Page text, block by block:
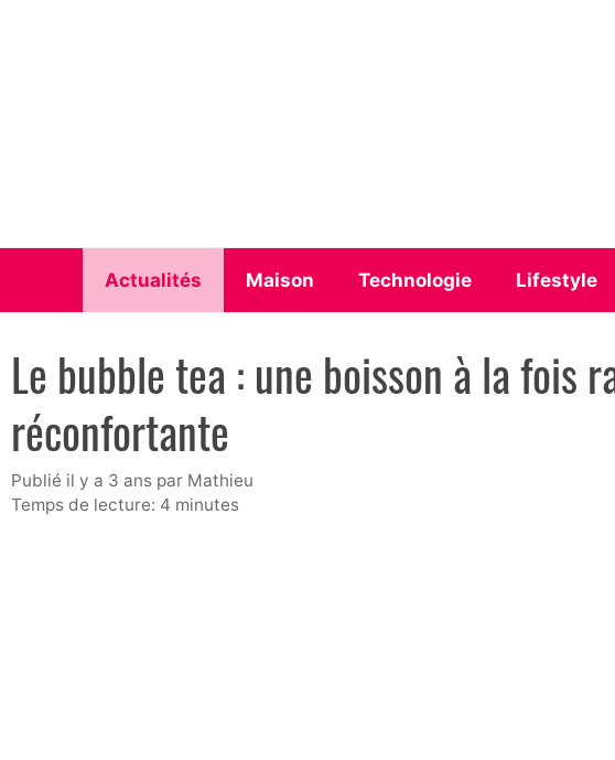
Actualités Maison Technologie Lifestyle
Le bubble tea : une boisson à la fois
réconfortante
publié il y a 3 ans par Mathieu
Temps de lecture: 4 minutes